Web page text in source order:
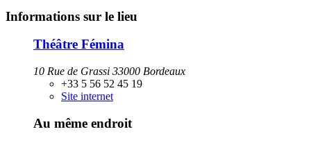
Informations sur le lieu
Théâtre Fémina
10 Rue de Grassi 33000 Bordeaux
+33 5 56 52 45 19
Site internet
Au même endroit